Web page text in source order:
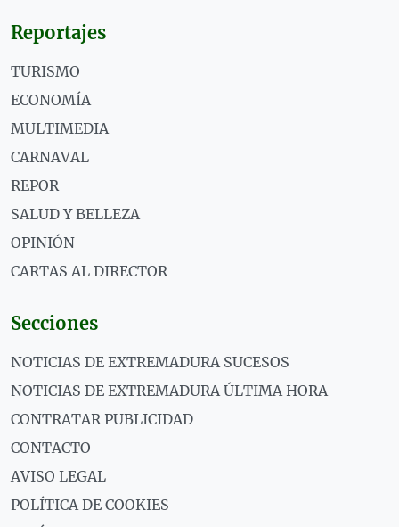
Reportajes
TURISMO
ECONOMÍA
MULTIMEDIA
CARNAVAL
REPOR
SALUD Y BELLEZA
OPINIÓN
CARTAS AL DIRECTOR
Secciones
NOTICIAS DE EXTREMADURA SUCESOS
NOTICIAS DE EXTREMADURA ÚLTIMA HORA
CONTRATAR PUBLICIDAD
CONTACTO
AVISO LEGAL
POLÍTICA DE COOKIES